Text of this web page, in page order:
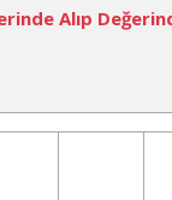
Alıp